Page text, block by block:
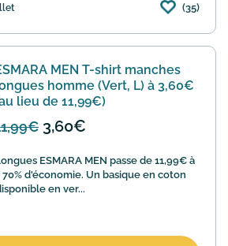
(35)
MEN T-shirt manches
homme (Vert, L) à 3,60€
lieu de 11,99€)
3,60€
ESMARA MEN passe de 11,99€ à
d'économie. Un basique en coton
en ver...